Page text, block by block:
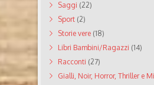
Saggi (22)
Sport (2)
Storie vere (18)
Libri Bambini/Ragazzi (14)
Racconti (27)
Gialli, Noir, Horror, Thriller e